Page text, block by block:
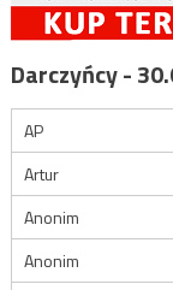
Darczyńcy -
AP
Artur
Anonim
Anonim